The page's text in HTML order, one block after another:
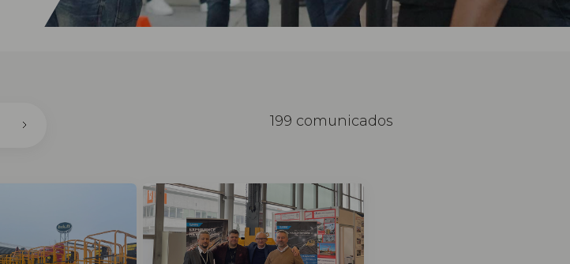
199 comunicados